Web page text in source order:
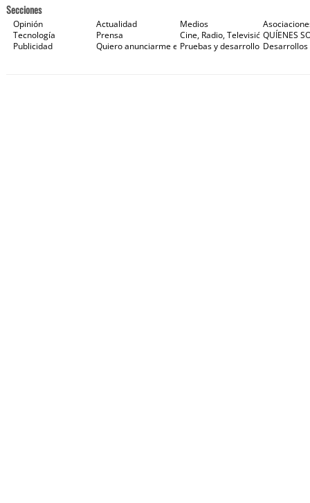
Secciones
Opinión Actualidad Medios
Tecnología
Prensa Cine, Radio, Televisión e Internet
QUÍENES
Publicidad
Quiero anunciarme en Gaceta de Prensa
Pruebas y desarrollos Desarrollos